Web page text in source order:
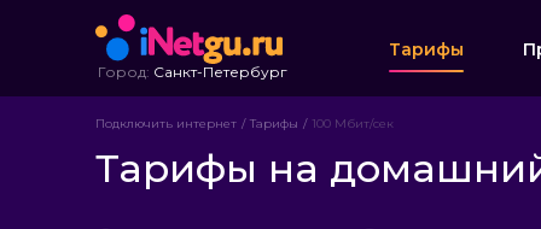
Город: Санкт-Петербург
Тарифы
Подключить интернет Тарифы 100 Мбит/сек
Тарифы на